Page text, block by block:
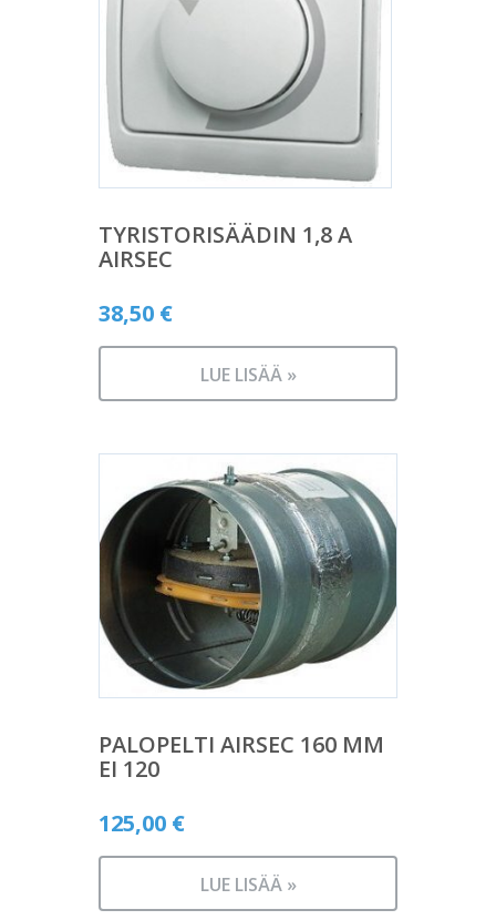
TYRISTORISÄÄDIN 1,8 A
AIRSEC
38,50 €
LUE LISÄÄ »
PALOPELTI AIRSEC 160 MM
EI 120
125,00 €
LUE LISÄÄ »